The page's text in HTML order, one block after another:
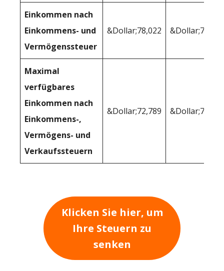
Einkommen nach
Einkommens- und
Vermögenssteuer
&Dollar;78,022 &Dollar;75,104
Maximal
verfügbares
Einkommen nach
Einkommens-,
Vermögens- und
Verkaufssteuern
&Dollar;72,789 &Dollar;71,911
Klicken Sie hier, um
Ihre Steuern zu
senken